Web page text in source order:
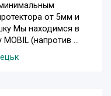
от 5мм и
Мы находимся в
(напротив ...